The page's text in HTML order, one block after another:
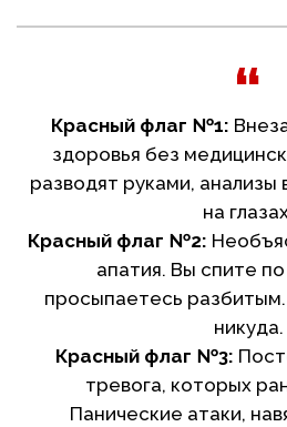
Красный флаг №1:
здоровья без
разводят руками, анализы
на
Красный флаг №2:
апатия. Вы спите по
просыпаетесь
никуда.
Красный флаг №3:
тревога, которых
Панические атаки,